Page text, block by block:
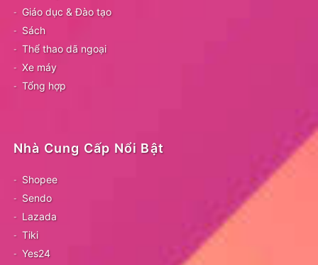
Giáo dục & Đào tạo
Sách
Thể thao dã ngoại
Xe máy
Tổng hợp
Nhà Cung Cấp Nổi Bật
Shopee
Sendo
Lazada
Tiki
Yes24